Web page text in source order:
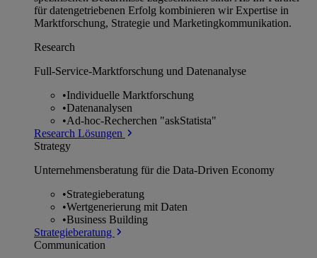
für datengetriebenen Erfolg kombinieren wir Expertise in
Marktforschung, Strategie und Marketingkommunikation.
Research
Full-Service-Marktforschung und Datenanalyse
•Individuelle Marktforschung
•Datenanalysen
•Ad-hoc-Recherchen "askStatista"
Research Lösungen
Strategy
Unternehmens­beratung für die Data-Driven Economy
•Strategieberatung
•Wertgenerierung mit Daten
•Business Building
Strategieberatung
Communication